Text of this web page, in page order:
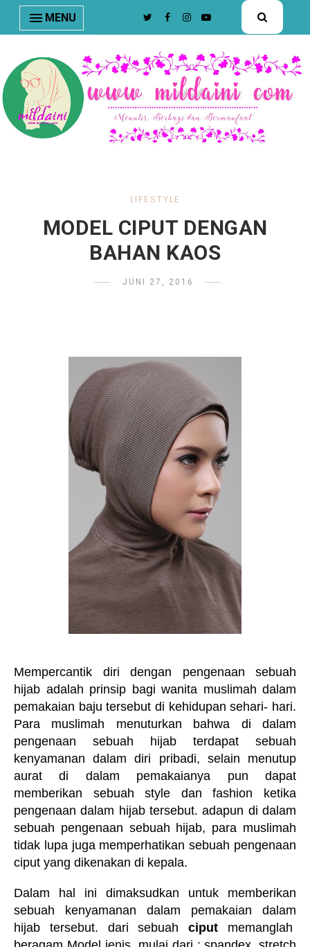
nav#menunav { border-bottom: 1px solid #e8e8e8; }
MENU
LIFESTYLE
MODEL CIPUT DENGAN
BAHAN KAOS
JUNI 27, 2016
Mempercantik diri dengan pengenaan sebuah
hijab adalah prinsip bagi wanita muslimah dalam
pemakaian baju tersebut di kehidupan sehari- hari.
Para muslimah menuturkan bahwa di dalam
pengenaan sebuah hijab terdapat sebuah
kenyamanan dalam diri pribadi, selain menutup
aurat di dalam pemakaianya pun dapat
memberikan sebuah style dan fashion ketika
pengenaan dalam hijab tersebut. adapun di dalam
sebuah pengenaan sebuah hijab, para muslimah
tidak lupa juga memperhatikan sebuah pengenaan
ciput yang dikenakan di kepala.
Dalam hal ini dimaksudkan untuk memberikan
sebuah kenyamanan dalam pemakaian dalam
hijab tersebut. dari sebuahciput memanglah